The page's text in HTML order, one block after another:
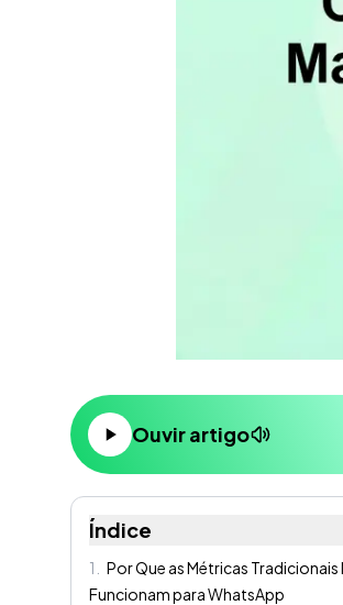
Ouvir artigo
Índice
1
Por Que as Métricas Tradicionais
Funcionam para WhatsApp